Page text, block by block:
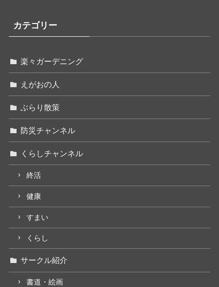
カテゴリー
楽々ガーデニング
えがおの人
ぶらり散策
防災チャンネル
くらしチャンネル
終活
健康
すまい
くらし
サークル紹介
書道・絵画